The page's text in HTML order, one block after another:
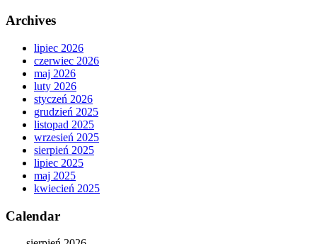
Archives
lipiec 2026
czerwiec 2026
maj 2026
luty 2026
styczeń 2026
grudzień 2025
listopad 2025
wrzesień 2025
sierpień 2025
lipiec 2025
maj 2025
kwiecień 2025
Calendar